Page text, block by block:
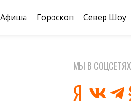
Афиша Гороскоп Север Шоу
МЫ В СОЦСЕТЯХ